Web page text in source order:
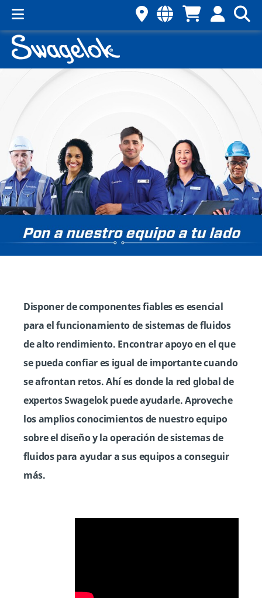
Disponer de componentes fiables es esencial
para el funcionamiento de sistemas de fluidos
de alto rendimiento. Encontrar apoyo en el que
se pueda confiar es igual de importante cuando
se afrontan retos. Ahí es donde la red global de
expertos Swagelok puede ayudarle. Aproveche
los amplios conocimientos de nuestro equipo
sobre el diseño y la operación de sistemas de
fluidos para ayudar a sus equipos a conseguir
más.